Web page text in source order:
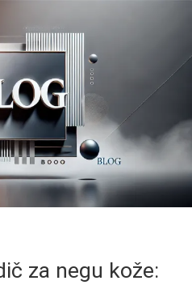
za negu kože: